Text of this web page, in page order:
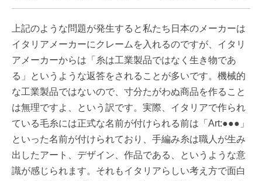
上記のような問題が発生すると私たち日本のメーカーは
イタリアメーカーにクレームを入れるのですが、イタリ
アメーカーからは「糸は工業製品ではなく生き物であ
る」というような返答をされることが多いです。機械的
な工業製品ではないので、寸分たがわぬ商品を作ること
は無理ですよ、という訳です。実際、イタリアで作られ
ている毛糸には正式な名前が付けられる前は「Art:●●●」
といった名前が付けられており、手編み糸は職人が生み
出したアート、デザイン、作品である、というような意
識が感じられます。それもイタリアらしい考え方で面白